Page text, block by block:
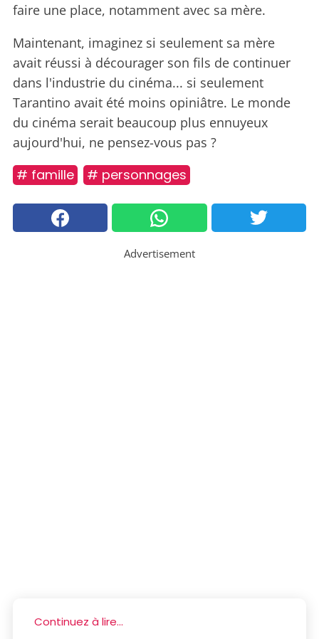
faire une place, notamment avec sa mère.
Maintenant, imaginez si seulement sa mère
avait réussi à décourager son fils de continuer
dans l'industrie du cinéma... si seulement
Tarantino avait été moins opiniâtre. Le monde
du cinéma serait beaucoup plus ennuyeux
aujourd'hui, ne pensez-vous pas ?
# famille # personnages
Advertisement
Continuez à lire...